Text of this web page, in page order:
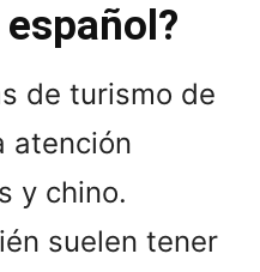
de turismo de
atención
y chino.
suelen tener